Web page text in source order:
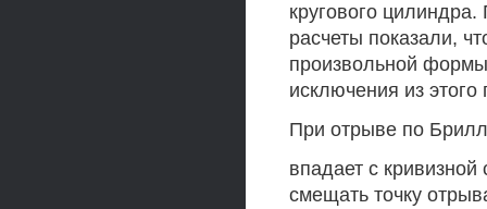
кругового
расчеты показали,
произвольной
исключения из этого
При отрыве по
впадает с
смещать точку